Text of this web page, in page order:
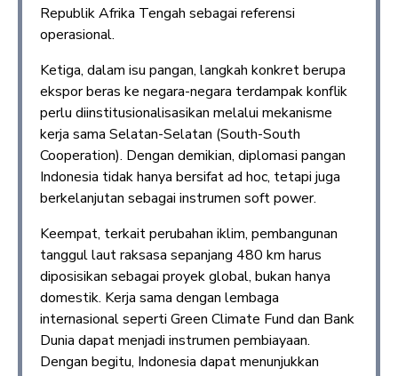
Republik Afrika Tengah sebagai referensi
operasional.
Ketiga, dalam isu pangan, langkah konkret berupa
ekspor beras ke negara-negara terdampak konflik
perlu diinstitusionalisasikan melalui mekanisme
kerja sama Selatan-Selatan (South-South
Cooperation). Dengan demikian, diplomasi pangan
Indonesia tidak hanya bersifat ad hoc, tetapi juga
berkelanjutan sebagai instrumen soft power.
Keempat, terkait perubahan iklim, pembangunan
tanggul laut raksasa sepanjang 480 km harus
diposisikan sebagai proyek global, bukan hanya
domestik. Kerja sama dengan lembaga
internasional seperti Green Climate Fund dan Bank
Dunia dapat menjadi instrumen pembiayaan.
Dengan begitu, Indonesia dapat menunjukkan